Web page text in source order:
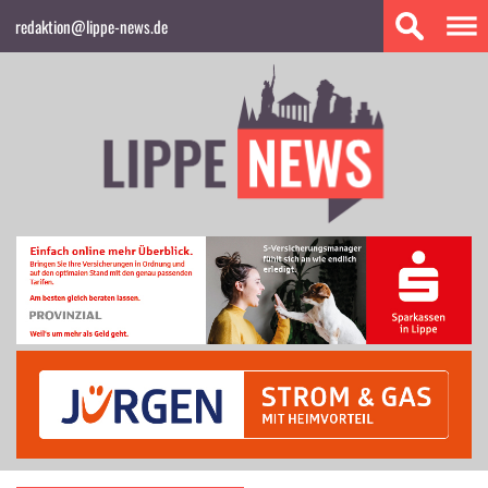
redaktion@lippe-news.de